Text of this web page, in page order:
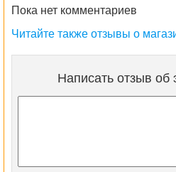
Пока нет комментариев
Читайте также отзывы о
Написать отзыв об